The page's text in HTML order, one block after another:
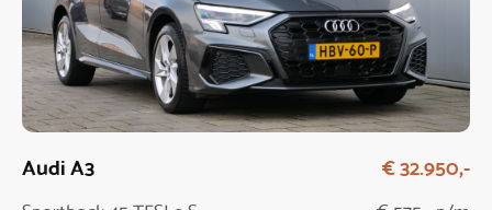
Audi A3 € 32.950,-